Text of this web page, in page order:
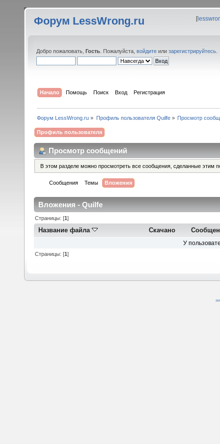
Форум LessWrong.ru [
Добро пожаловать, Гость . Пожалуйста, войдите или зарегистрируйтесь
Начало Помощь Поиск Вход Регистрация
Форум LessWrong.ru » Профиль пользователя Quilfe» Просмотр
Профиль пользователя
Просмотр сообщений
В этом разделе можно просмотреть все сообщения, сделанные этим
Сообщения Темы Вложения
Вложения - Quilfe
Страницы: [1]
Название файла Скачано
У
Страницы: [1]